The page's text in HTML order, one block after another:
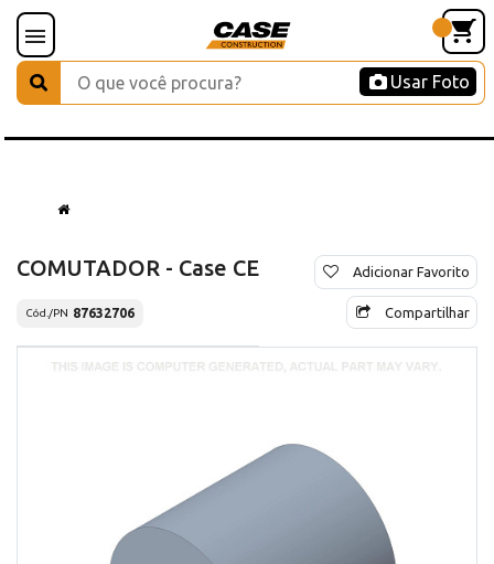
Usar Foto
COMUTADOR - Case CE
Cód./PN 87632706
Adicionar Favorito
Compartilhar